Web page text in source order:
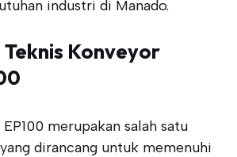
industri di Manado.
Konveyor
merupakan salah satu
dirancang untuk memenuhi